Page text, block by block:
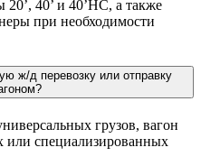
40’ и 40’HC, а также
при необходимости
ж/д перевозку или отправку
грузов, вагон
или специализированных